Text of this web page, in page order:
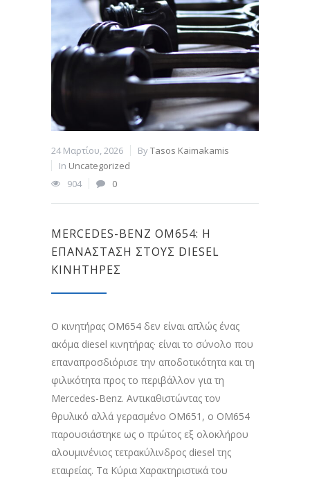
24 Μαρτίου, 2026 ByTasos Kaimakamis
In Uncategorized
904
0
MERCEDES-BENZ OM654: Η
ΕΠΑΝΆΣΤΑΣΗ ΣΤΟΥΣ DIESEL
ΚΙΝΗΤΉΡΕΣ
Ο κινητήρας OM654 δεν είναι απλώς ένας
ακόμα diesel κινητήρας· είναι το σύνολο που
επαναπροσδιόρισε την αποδοτικότητα και τη
φιλικότητα προς το περιβάλλον για τη
Mercedes-Benz. Αντικαθιστώντας τον
θρυλικό αλλά γερασμένο OM651, ο OM654
παρουσιάστηκε ως ο πρώτος εξ ολοκλήρου
αλουμινένιος τετρακύλινδρος diesel της
εταιρείας. Τα Κύρια Χαρακτηριστικά του